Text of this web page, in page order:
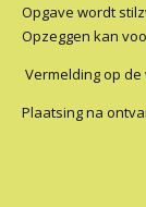
Opgave wordt
Opzeggen kan
Vermelding op de
Plaatsing na